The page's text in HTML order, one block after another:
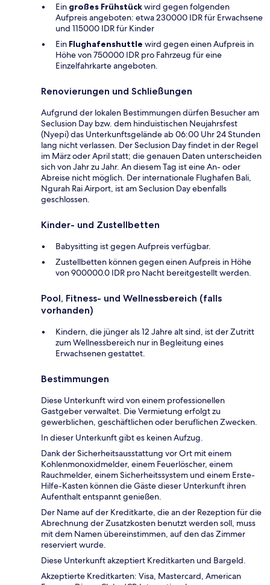
Ein großes Frühstückwird gegen folgenden
Aufpreis angeboten: etwa 230000 IDR für Erwachsene
und 115000 IDR für Kinder
Ein Flughafenshuttle wird gegen einen Aufpreis in
Höhe von 750000 IDR pro Fahrzeug für eine
Einzelfahrkarte angeboten.
Renovierungen und Schließungen
Aufgrund der lokalen Bestimmungen dürfen Besucher am
Seclusion Day bzw. dem hinduistischen Neujahrsfest
(Nyepi) das Unterkunftsgelände ab 06:00 Uhr 24 Stunden
lang nicht verlassen. Der Seclusion Day findet in der Regel
im März oder April statt; die genauen Daten unterscheiden
sich von Jahr zu Jahr. An diesem Tag ist eine An- oder
Abreise nicht möglich. Der internationale Flughafen Bali,
Ngurah Rai Airport, ist am Seclusion Day ebenfalls
geschlossen.
Kinder- und Zustellbetten
Babysitting ist gegen Aufpreis verfügbar.
Zustellbetten können gegen einen Aufpreis in Höhe
von 900000.0 IDR pro Nacht bereitgestellt werden.
Pool, Fitness- und Wellnessbereich (falls
vorhanden)
Kindern, die jünger als 12 Jahre alt sind, ist der Zutritt
zum Wellnessbereich nur in Begleitung eines
Erwachsenen gestattet.
Bestimmungen
Diese Unterkunft wird von einem professionellen
Gastgeber verwaltet. Die Vermietung erfolgt zu
gewerblichen, geschäftlichen oder beruflichen Zwecken.
In dieser Unterkunft gibt es keinen Aufzug.
Dank der Sicherheitsausstattung vor Ort mit einem
Kohlenmonoxidmelder, einem Feuerlöscher, einem
Rauchmelder, einem Sicherheitssystem und einem Erste-
Hilfe-Kasten können die Gäste dieser Unterkunft ihren
Aufenthalt entspannt genießen.
Der Name auf der Kreditkarte, die an der Rezeption für die
Abrechnung der Zusatzkosten benutzt werden soll, muss
mit dem Namen übereinstimmen, auf den das Zimmer
reserviert wurde.
Diese Unterkunft akzeptiert Kreditkarten und Bargeld.
Akzeptierte Kreditkarten: Visa, Mastercard, American